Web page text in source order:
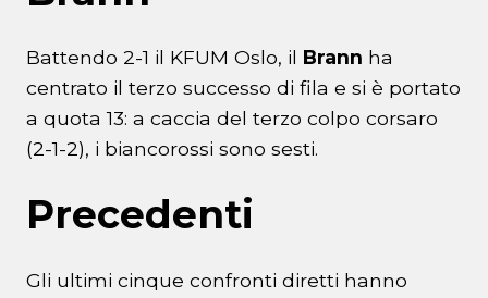
Battendo 2-1 il KFUM Oslo, il Brann ha
centrato il terzo successo di fila e si è portato
a quota 13: a caccia del terzo colpo corsaro
(2-1-2), i biancorossi sono sesti.
Precedenti
Gli ultimi cinque confronti diretti hanno